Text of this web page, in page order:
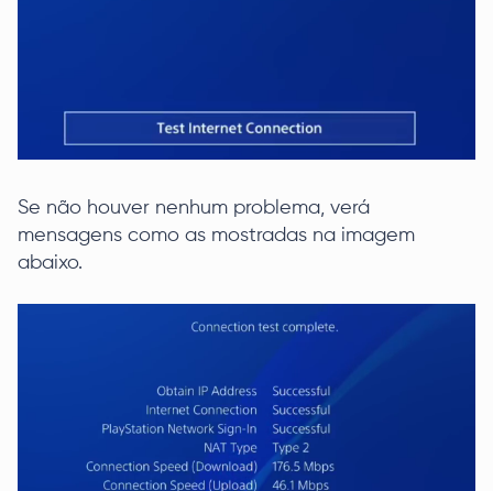
Se não houver nenhum problema, verá
mensagens como as mostradas na imagem
abaixo.